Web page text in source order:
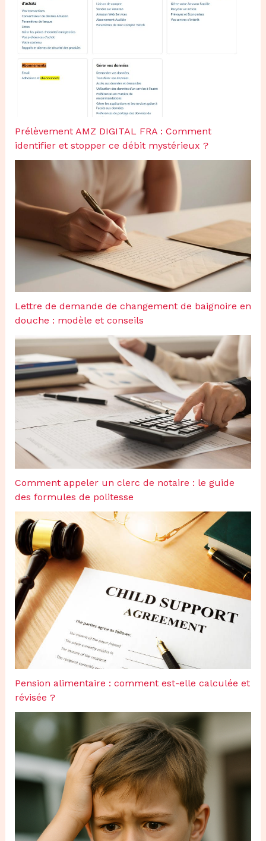
Prélèvement AMZ DIGITAL FRA : Comment
identifier et stopper ce débit mystérieux ?
Lettre de demande de changement de baignoire en
douche : modèle et conseils
Comment appeler un clerc de notaire : le guide
des formules de politesse
Pension alimentaire : comment est-elle calculée et
révisée ?